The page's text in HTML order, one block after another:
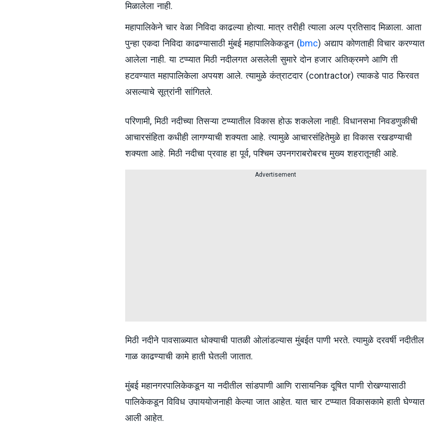
मिळालेला नाही.
महापालिकेने चार वेळा निविदा काढल्या होत्या. मात्र तरीही त्याला अल्प प्रतिसाद मिळाला. आता
पुन्हा एकदा निविदा काढण्यासाठी मुंबई महापालिकेकडून (bmc) अद्याप कोणताही विचार करण्यात
आलेला नाही. या टप्प्यात मिठी नदीलगत असलेली सुमारे दोन हजार अतिक्रमणे आणि ती
हटवण्यात महापालिकेला अपयश आले. त्यामुळे कंत्राटदार (contractor) त्याकडे पाठ फिरवत
असल्याचे सूत्रांनी सांगितले.
परिणामी, मिठी नदीच्या तिसऱ्या टप्प्यातील विकास होऊ शकलेला नाही. विधानसभा निवडणुकीची
आचारसंहिता कधीही लागण्याची शक्यता आहे. त्यामुळे आचारसंहितेमुळे हा विकास रखडण्याची
शक्यता आहे. मिठी नदीचा प्रवाह हा पूर्व, पश्चिम उपनगराबरोबरच मुख्य शहरातूनही आहे.
Advertisement
मिठी नदीने पावसाळ्यात धोक्याची पातळी ओलांडल्यास मुंबईत पाणी भरते. त्यामुळे दरवर्षी नदीतील
गाळ काढण्याची कामे हाती घेतली जातात.
मुंबई महानगरपालिकेकडून या नदीतील सांडपाणी आणि रासायनिक दूषित पाणी रोखण्यासाठी
पालिकेकडून विविध उपाययोजनाही केल्या जात आहेत. यात चार टप्प्यात विकासकामे हाती घेण्यात
आली आहेत.